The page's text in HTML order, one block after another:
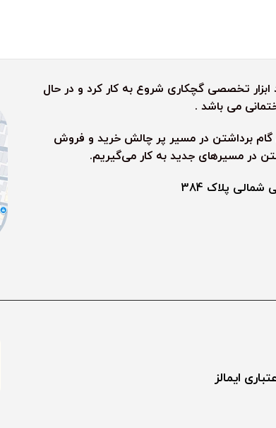
به هدف تولید ابزار تخصصی گچکاری شروع به کار کرد و در حال
می باشد .
گام برداشتن در مسیر پر چالش خرید و فروش
در مسیرهای جدید به کار می‌گیریم.
پلاک 384